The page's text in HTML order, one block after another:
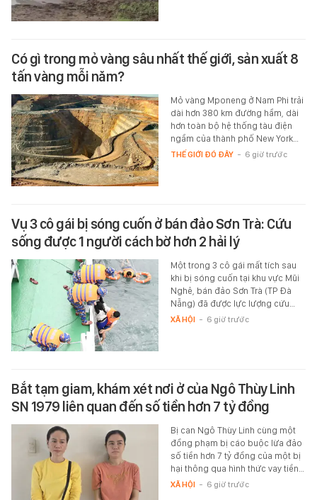
Có gì trong mỏ vàng sâu nhất thế giới, sản xuất 8
tấn vàng mỗi năm?
Mỏ vàng Mponeng ở Nam Phi trải
dài hơn 380 km đường hầm, dài
hơn toàn bộ hệ thống tàu điện
ngầm của thành phố New York…
THẾ GIỚI ĐÓ ĐÂY - 6 giờ trước
Vụ 3 cô gái bị sóng cuốn ở bán đảo Sơn Trà: Cứu
sống được 1 người cách bờ hơn 2 hải lý
Một trong 3 cô gái mất tích sau
khi bị sóng cuốn tại khu vực Mũi
Nghê, bán đảo Sơn Trà (TP Đà
Nẵng) đã được lực lượng cứu…
XÃ HỘI - 6 giờ trước
Bắt tạm giam, khám xét nơi ở của Ngô Thùy Linh
SN 1979 liên quan đến số tiền hơn 7 tỷ đồng
Bị can Ngô Thùy Linh cùng một
đồng phạm bị cáo buộc lừa đảo
số tiền hơn 7 tỷ đồng của một bị
hại thông qua hình thức vay tiền…
XÃ HỘI - 6 giờ trước